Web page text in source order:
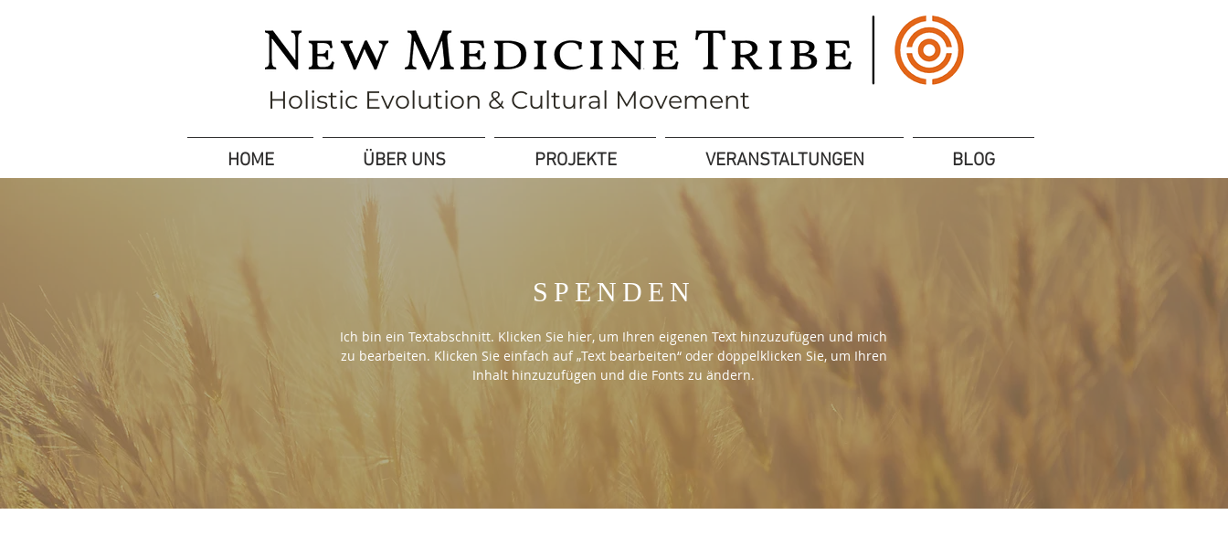
Holistic Evolution & Cultural Movement
HOME ÜBER UNS PROJEKTE VERANSTALTUNGEN BLOG
SPENDEN
Ich bin ein Textabschnitt. Klicken Sie hier, um Ihren eigenen Text hinzuzufügen und mich
zu bearbeiten. Klicken Sie einfach auf „Text bearbeiten“ oder doppelklicken Sie, um Ihren
Inhalt hinzuzufügen und die Fonts zu ändern.